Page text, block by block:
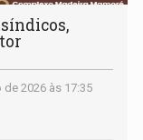
de 2026 às 17:35